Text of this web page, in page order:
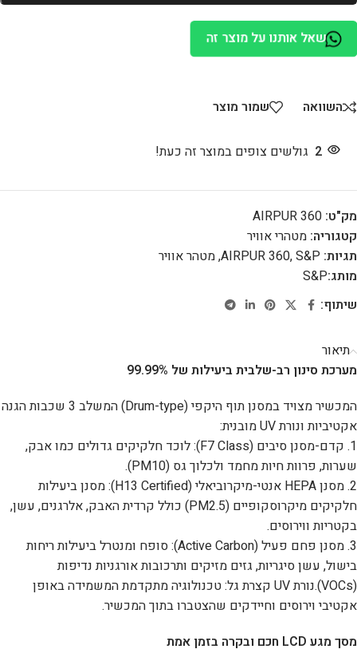
שאל אותנו על מוצר זה
השוואה שמור מוצר
2 גולשים צופים במוצר זה כעת!
מק"ט: AIRPUR 360
קטגוריה: מטהרי אוויר
תגיות:
AIRPUR 360,S&P
,מטהר אוויר
מותג:S&P
שיתוף:
תיאור
מערכת סינון רב-שלבית ביעילות של 99.99%
המכשיר מצויד במסנן תוף היקפי (Drum-type) המשלב 3 שכבות הגנה
אקטיביות ונורת UV מובנית:
1. קדם-מסנן סיבים (F7 Class): לוכד חלקיקים גדולים כמו אבק,
שערות, פרוות חיות מחמד ולכלוך גס (PM10).
2. מסנן HEPA אנטי-מיקרוביאלי (H13 Certified): מסנן ביעילות
חלקיקים מיקרוסקופיים (PM2.5) כולל קרדית האבק, אלרגנים, עשן,
בקטריות ווירוסים.
3. מסנן פחם פעיל (Active Carbon): סופח ומנטרל ביעילות ריחות
בישול, עשן סיגריות, גזים מזיקים ותרכובות אורגניות נדיפות
(VOCs).נורת UV קצרת גל: טכנולוגיה מתקדמת המשמידה באופן
אקטיבי וירוסים וחיידקים שהצטברו בתוך המכשיר.
מסך מגע LCD חכם ובקרה בזמן אמת